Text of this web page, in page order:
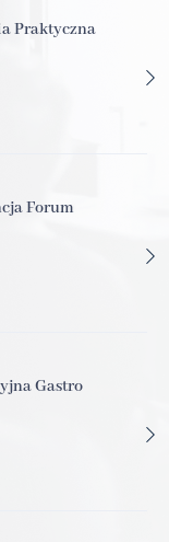
Praktyczna
Forum
Gastro